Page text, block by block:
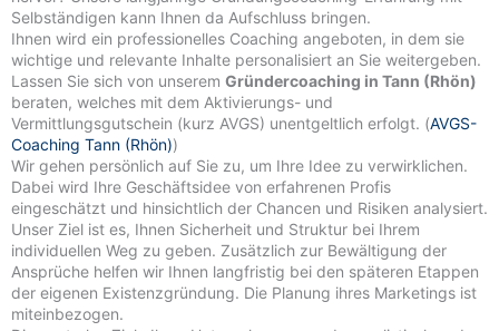
Selbständigen kann Ihnen da Aufschluss bringen.
Ihnen wird ein professionelles Coaching angeboten, in dem sie
wichtige und relevante Inhalte personalisiert an Sie weitergeben.
Lassen Sie sich von unserem Gründercoaching in Tann (Rhön)
beraten, welches mit dem Aktivierungs- und
Vermittlungsgutschein (kurz AVGS) unentgeltlich erfolgt. (AVGS-
Coaching Tann (Rhön))
Wir gehen persönlich auf Sie zu, um Ihre Idee zu verwirklichen.
Dabei wird Ihre Geschäftsidee von erfahrenen Profis
eingeschätzt und hinsichtlich der Chancen und Risiken analysiert.
Unser Ziel ist es, Ihnen Sicherheit und Struktur bei Ihrem
individuellen Weg zu geben. Zusätzlich zur Bewältigung der
Ansprüche helfen wir Ihnen langfristig bei den späteren Etappen
der eigenen Existenzgründung. Die Planung ihres Marketings ist
miteinbezogen.